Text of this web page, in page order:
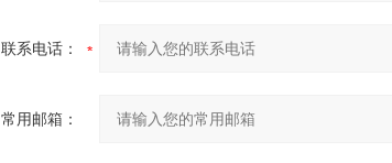
联系电话：
常用邮箱：